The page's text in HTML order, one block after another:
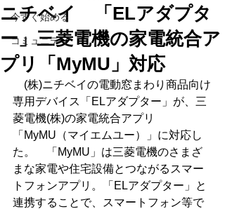
今すぐ始める
コミュニティ
ニチベイ 「ELアダプタ
ー」三菱電機の家電統合ア
プリ「MyMU」対応
(株)ニチベイの電動窓まわり商品向け
専用デバイス「ELアダプター」が、三
菱電機(株)の家電統合アプリ
「MyMU（マイエムユー）」に対応し
た。　「MyMU」は三菱電機のさまざ
まな家電や住宅設備とつながるスマー
トフォンアプリ。「ELアダプター」と
連携することで、スマートフォン等で